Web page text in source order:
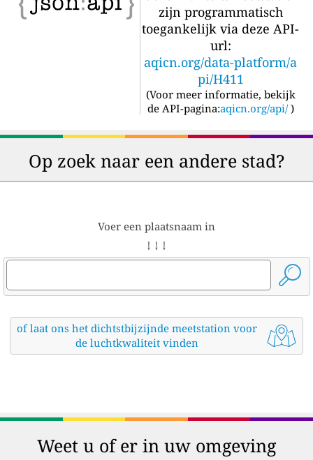
zijn programmatisch
toegankelijk via deze API-
url:
aqicn.org/data-platform/a
pi/H411
(Voor meer informatie, bekijk
de API-pagina:aqicn.org/api/ )
Op zoek naar een andere stad?
Voer een plaatsnaam in
↓ ↓ ↓
of laat ons het dichtstbijzijnde meetstation voor
de luchtkwaliteit vinden
Weet u of er in uw omgeving